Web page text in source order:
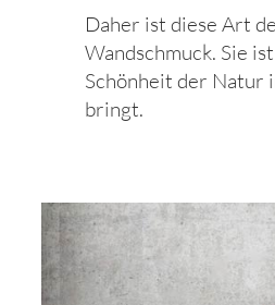
Daher ist diese Art
Wandschmuck. Sie
Schönheit der Natur
bringt.